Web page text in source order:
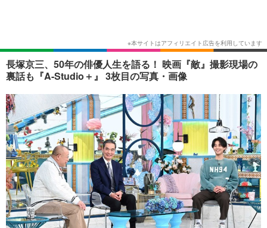
ショッピング その他
長塚京三、50年の俳優人生を語る！ 映画『敵』撮影現場の
裏話も『A-Studio＋』 3枚目の写真・画像